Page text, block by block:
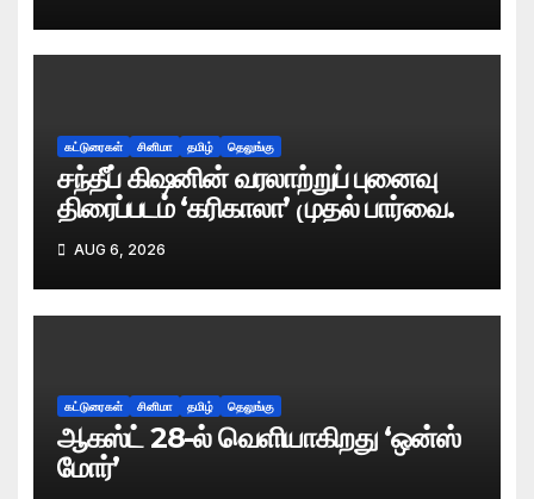
கட்டுரைகள் சினிமா தமிழ் தெலுங்கு
சந்தீப் கிஷனின் வரலாற்றுப் புனைவு
திரைப்படம் ‘கரிகாலா’ முதல் பார்வை.
AUG 6, 2026
கட்டுரைகள் சினிமா தமிழ் தெலுங்கு
ஆகஸ்ட் 28-ல் வெளியாகிறது ‘ஒன்ஸ்
மோர்’